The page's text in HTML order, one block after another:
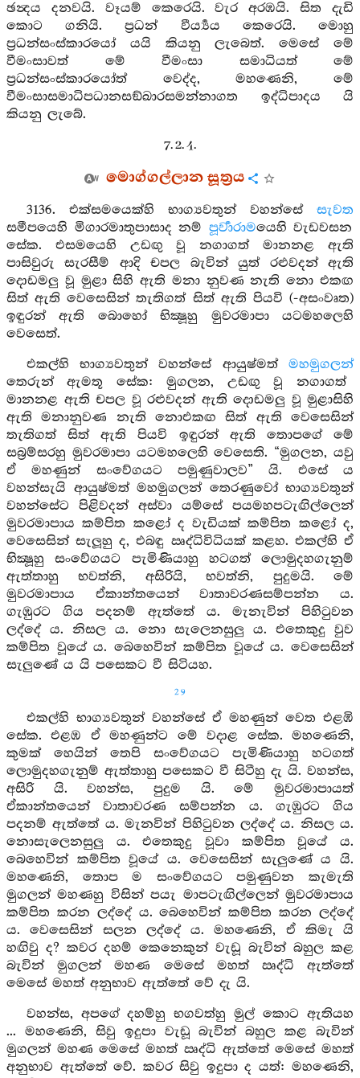
ඡන්‍දය දනවයි. වෑයම් කෙරෙයි. වැර අරඹයි. සිත දැඩි
කොට ගනියි. ප්‍රධන් වීර්‍ය්‍යය කෙරෙයි. මොහු
ප්‍රධන්සංස්කාරයෝ යයි කියනු ලැබෙත්. මෙසේ මේ
වීමංසාවත් මේ වීමංසා සමාධියත් මේ
ප්‍රධන්සංස්කාරයෝත් වෙද්ද, මහණෙනි, මේ
වීමංසාසමාධිපධානසඞ්ඛාරසමන්නාගත ඉද්ධිපාදය යි
කියනු ලැබේ.
7. 2. 4.
මොග්ගල්ලාන සූත්‍රය
3136. එක්සමයෙක්හි භාග්‍යවතුන් වහන්සේ සැවත
සමීපයෙහි මිගාරමාතුපාසාද නම් පූර්‍වාරාමයෙහි වැඩවසන
සේක. එසමයෙහි උඩඟු වූ නගාගත් මානනළ ඇති
පාසිවුරු සැරසීම් ආදි චපල බැවින් යුත් රළුවදන් ඇති
දොඩමලු වූ මුළා සිහි ඇති මනා නුවණ නැති නො එකඟ
සිත් ඇති වෙසෙසින් තැතිගත් සිත් ඇති පියවි (-අසංවෘත)
ඉඳුරන් ඇති බොහෝ භික්‍ෂූහු මුවරමාපා යටමහලෙහි
වෙසෙත්.
එකල්හි භාග්‍යවතුන් වහන්සේ ආයුෂ්මත් මහමුගලන්
තෙරුන් ඇමතූ සේක: මුගලන, උඩඟු වූ නගාගත්
මානනළ ඇති චපල වූ රළුවදන් ඇති දොඩමලු වූ මුළාසිහි
ඇති මනානුවණ නැති නොඑකඟ සිත් ඇති වෙසෙසින්
තැතිගත් සිත් ඇති පියවි ඉඳුරන් ඇති තොපගේ මේ
සබ්‍රම්සරහු මුවරමාපා යටමහලෙහි වෙසෙති. “මුගලන, යවු
ඒ මහණුන් සංවේගයට පමුණුවාලව” යි. එසේ ය
වහන්සැයි ආයුෂ්මත් මහමුගලන් තෙරණුවෝ භාග්‍යවතුන්
වහන්සේට පිළිවදන් අස්වා යම්සේ පයමහපටැඟිල්ලෙන්
මුවරමාපාය කම්පිත කළෝ ද වැඩියක් කම්පිත කළෝ ද,
වෙසෙසින් සැලූහු ද, එබඳු ඍද්ධිවිධියක් කළහ. එකල්හි ඒ
භික්‍ෂූහු සංවේගයට පැමිණියාහු හටගත් ලොමුදහගැනුම්
ඇත්තාහු භවත්නි, අසිරියි, භවත්නි, පුදුමයි. මේ
මුවරමාපාය ඒකාන්තයෙන් වාතාවරණසම්පන්න ය.
ගැඹුරට ගිය පදනම් ඇත්තේ ය. මැනැවින් පිහිටුවන
ලද්දේ ය. නිසල ය. නො සැලෙනසුලු ය. එතෙකුදු වුව
කම්පිත වූයේ ය. බෙහෙවින් කම්පිත වූයේ ය. වෙසෙසින්
සැලුණේ ය යි පසෙකට වී සිටියහ.
29
එකල්හි භාග්‍යවතුන් වහන්සේ ඒ මහණුන් වෙත එළඹි
සේක. එළඹ ඒ මහණුන්ට මේ වදාළ සේක. මහණෙනි,
කුමක් හෙයින් තෙපි සංවේගයට පැමිණියාහු හටගත්
ලොමුදහගැනුම් ඇත්තාහු පසෙකට වී සිටීහු දැ යි. වහන්ස,
අසිරි යි. වහන්ස, පුදුම යි. මේ මුවරමාපායත්
ඒකාන්තයෙන් වාතාවරණ සම්පන්න ය. ගැඹුරට ගිය
පදනම් ඇත්තේ ය. මැනවින් පිහිටුවන ලද්දේ ය. නිසල ය.
නොසැලෙනසුලු ය. එතෙකුදු වූවා කම්පිත වූයේ ය.
බෙහෙවින් කම්පිත වූයේ ය. වෙසෙසින් සැලුණේ ය යි.
මහණෙනි, තොප ම සංවේගයට පමුණුවන කැමැති
මුගලන් මහණහු විසින් පයැ මාපටැඟිල්ලෙන් මුවරමාපාය
කම්පිත කරන ලද්දේ ය. බෙහෙවින් කම්පිත කරන ලද්දේ
ය. වෙසෙසින් සලන ලද්දේ ය. මහණෙනි, ඒ කිමැ යි
හඟිවු ද? කවර දහම් කෙනෙකුන් වැඩූ බැවින් බහුල කළ
බැවින් මුගලන් මහණ මෙසේ මහත් ඍද්ධි ඇත්තේ
මෙසේ මහත් අනුභාව ඇත්තේ වේ දැ යි.
වහන්ස, අපගේ දහම්හු භගවත්හු මුල් කොට ඇතියහ
... මහණෙනි, සිවු ඉදුපා වැඩූ බැවින් බහුල කළ බැවින්
මුගලන් මහණ මෙසේ මහත් ඍද්ධි ඇත්තේ මෙසේ මහත්
අනුභාව ඇත්තේ වේ. කවර සිවු ඉදුපා ද යත්: මහණෙනි,